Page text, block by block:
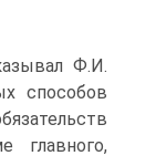
Ф.И.
способов
главного,